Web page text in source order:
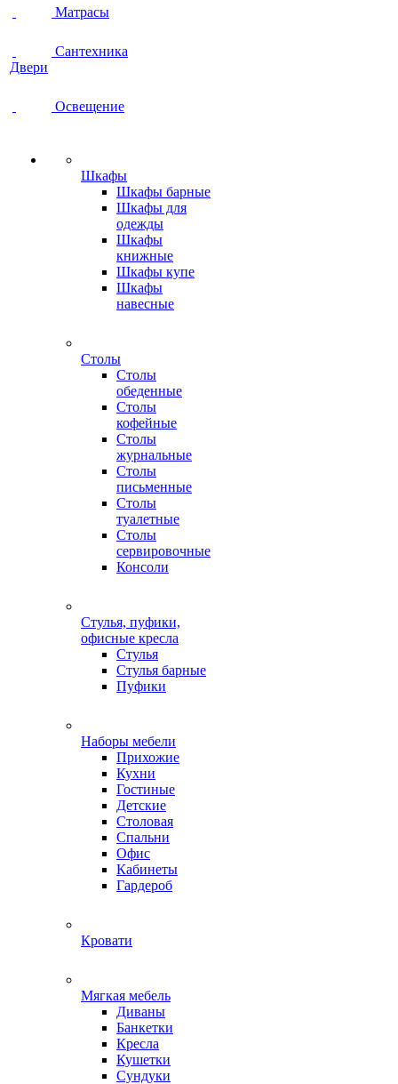
Матрасы
Сантехника
Двери
Освещение
Шкафы
Шкафы барные
Шкафы для
одежды
Шкафы
книжные
Шкафы купе
Шкафы
навесные
Столы
Столы
обеденные
Столы
кофейные
Столы
журнальные
Столы
письменные
Столы
туалетные
Столы
сервировочные
Консоли
Стулья, пуфики,
офисные кресла
Стулья
Стулья барные
Пуфики
Наборы мебели
Прихожие
Кухни
Гостиные
Детские
Столовая
Спальни
Офис
Кабинеты
Гардероб
Кровати
Мягкая мебель
Диваны
Банкетки
Кресла
Кушетки
Сундуки